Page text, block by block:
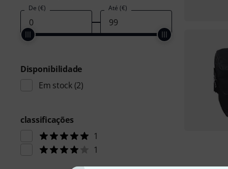
De (€) Até (€)
Disponibilidade
Em stock(2)
classificações
1
1